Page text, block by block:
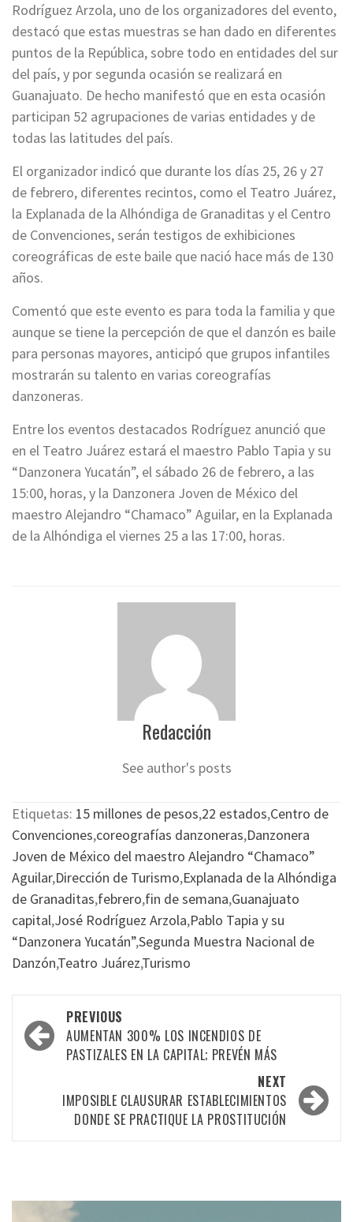
Rodríguez Arzola, uno de los organizadores del evento,
destacó que estas muestras se han dado en diferentes
puntos de la República, sobre todo en entidades del sur
del país, y por segunda ocasión se realizará en
Guanajuato. De hecho manifestó que en esta ocasión
participan 52 agrupaciones de varias entidades y de
todas las latitudes del país.
El organizador indicó que durante los días 25, 26 y 27
de febrero, diferentes recintos, como el Teatro Juárez,
la Explanada de la Alhóndiga de Granaditas y el Centro
de Convenciones, serán testigos de exhibiciones
coreográficas de este baile que nació hace más de 130
años.
Comentó que este evento es para toda la familia y que
aunque se tiene la percepción de que el danzón es baile
para personas mayores, anticipó que grupos infantiles
mostrarán su talento en varias coreografías
danzoneras.
Entre los eventos destacados Rodríguez anunció que
en el Teatro Juárez estará el maestro Pablo Tapia y su
“Danzonera Yucatán”, el sábado 26 de febrero, a las
15:00, horas, y la Danzonera Joven de México del
maestro Alejandro “Chamaco” Aguilar, en la Explanada
de la Alhóndiga el viernes 25 a las 17:00, horas.
Redacción
See author's posts
Etiquetas: 15 millones de pesos,22 estados,Centro de
Convenciones,coreografías danzoneras,Danzonera
Joven de México del maestro Alejandro “Chamaco”
Aguilar,Dirección de Turismo,Explanada de la Alhóndiga
de Granaditas,febrero,fin de semana,Guanajuato
capital,José Rodríguez Arzola,Pablo Tapia y su
“Danzonera Yucatán”,Segunda Muestra Nacional de
Danzón,Teatro Juárez,Turismo
Post
navigation
PREVIOUS
AUMENTAN 300% LOS INCENDIOS DE
PASTIZALES EN LA CAPITAL; PREVÉN MÁS
NEXT
IMPOSIBLE CLAUSURAR ESTABLECIMIENTOS
DONDE SE PRACTIQUE LA PROSTITUCIÓN